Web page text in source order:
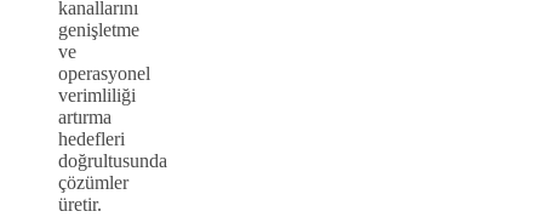
kanallarını
genişletme
ve
operasyonel
verimliliği
artırma
hedefleri
doğrultusunda
çözümler
üretir.